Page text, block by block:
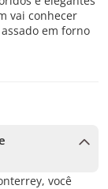
vai conhecer
em forno
você